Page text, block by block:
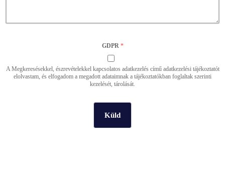
GDPR *
A Megkeresésekkel, észrevételekkel kapcsolatos adatkezelés című adatkezelési tájékoztatót
elolvastam, és elfogadom a megadott adataimnak a tájékoztatókban foglaltak szerinti
kezelését, tárolását.
Küld